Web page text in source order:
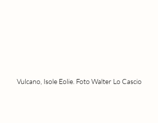
Vulcano, Isole Eolie. Foto Walter Lo Cascio